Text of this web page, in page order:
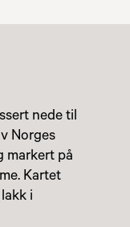
nede til
Norges
markert på
Kartet
i